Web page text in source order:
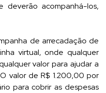
deverão acompanhá-los,
de arrecadação de
virtual, onde qualquer
valor para ajudar a
valor de R$ 1.200,00 por
para cobrir as despesas